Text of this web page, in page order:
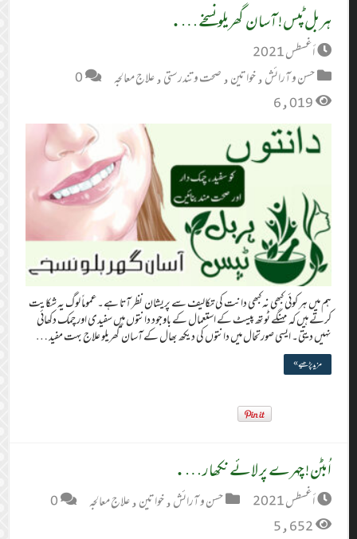
ہربل ٹپس! آسان گھریلو نسخے….
أغسطس 2021
حسن و آرائش,خواتین,صحت و تندرستی,علاج معالجہ
0
6,019
ہم میں ہر کوئی کبھی نہ کبھی دانت کی تکالیف سے پریشان نظر آتا ہے۔ عموماً لوگ یہ شکایت
کرتے ہیں کہ مہنگے ٹوتھ پیسٹ کے استعمال کے باوجود دانتوں میں سفیدی اور چمک دکھائی
نہیں دیتی۔ ایسی صورتحال میں دانتوں کی دیکھ بھال کے آسان گھریلو علاج بہت مفید …
مزید پڑھیے »
اُبٹن! چہرے پر لائے نکھار….
أغسطس 2021 حسن و آرائش,خواتین,علاج معالجہ
0
5,652